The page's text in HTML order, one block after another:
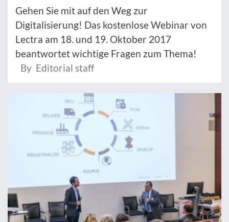
Gehen Sie mit auf den Weg zur
Digitalisierung! Das kostenlose Webinar von
Lectra am 18. und 19. Oktober 2017
beantwortet wichtige Fragen zum Thema!
By Editorial staff